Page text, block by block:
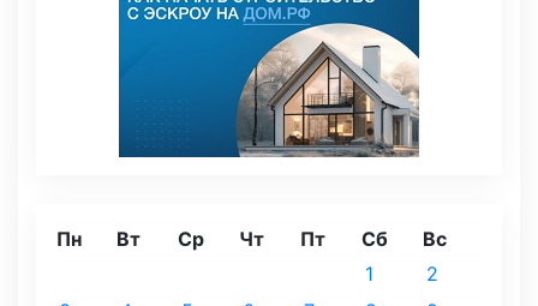
Пн Вт Ср Чт Пт Сб Вс
1
2